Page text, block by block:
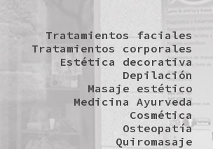
Tratamientos faciales
Tratamientos corporales
Estética decorativa
Depilación
Masaje estético
Medicina Ayurveda
Cosmética
Osteopatía
Quiromasaje